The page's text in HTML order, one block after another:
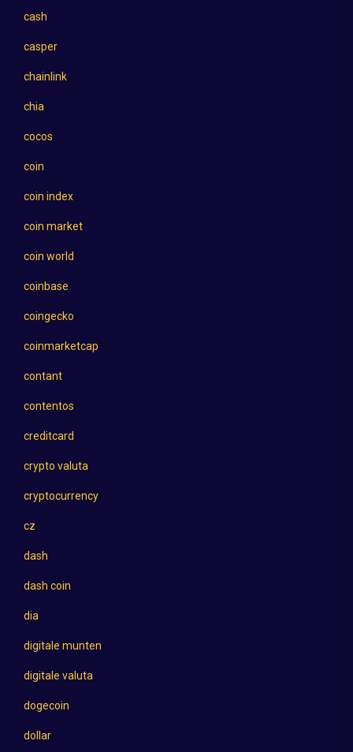
cash
casper
chainlink
chia
cocos
coin
coin index
coin market
coin world
coinbase
coingecko
coinmarketcap
contant
contentos
creditcard
crypto valuta
cryptocurrency
cz
dash
dash coin
dia
digitale munten
digitale valuta
dogecoin
dollar